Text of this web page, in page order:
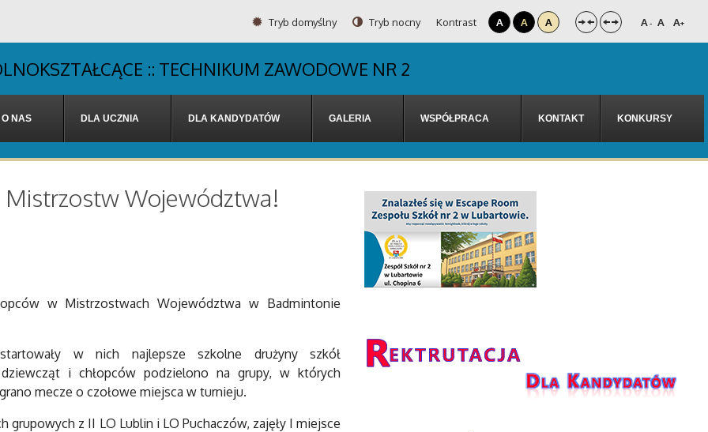
Tryb domyślny Tryb nocny Kontrast A A A A- A A+
:: TECHNIKUM ZAWODOWE NR 2
O NAS DLA UCZNIA DLA KANDYDATÓW GALERIA WSPÓŁPRACA KONTAKT KONKURSY
Mistrzostw Województwa!
w Mistrzostwach Województwa w Badmintonie
w nich najlepsze szkolne drużyny szkół
i chłopców podzielono na grupy, w których
mecze o czołowe miejsca w turnieju.
z II LO Lublin i LO Puchaczów, zajęły I miejsce